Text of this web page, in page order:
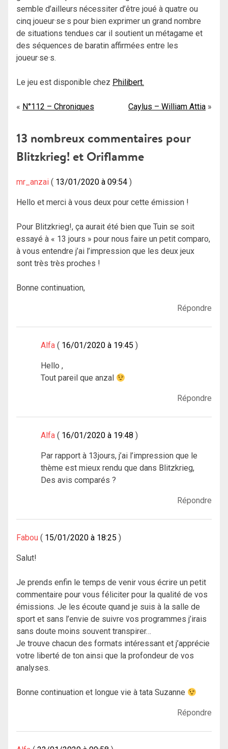
semble d’ailleurs nécessiter d’être joué à quatre ou
cinq joueur·se·s pour bien exprimer un grand nombre
de situations tendues car il soutient un métagame et
des séquences de baratin affirmées entre les
joueur·se·s.
Le jeu est disponible chez Philibert.
Navigation
l’article
N°112 – Chroniques Caylus – William Attia
13 nombreux commentaires pour
Blitzkrieg! et Oriflamme
mr_anzai 13/01/2020 à 09:54
Hello et merci à vous deux pour cette émission !
Pour Blitzkrieg!, ça aurait été bien que Tuin se soit
essayé à « 13 jours » pour nous faire un petit comparo,
à vous entendre j’ai l’impression que les deux jeux
sont très très proches !
Bonne continuation,
Répondre
Alfa 16/01/2020 à 19:45
Hello ,
Tout pareil que anzal
Répondre
Alfa 16/01/2020 à 19:48
Par rapport à 13jours, j’ai l’impression que le
thème est mieux rendu que dans Blitzkrieg,
Des avis comparés ?
Répondre
Fabou 15/01/2020 à 18:25
Salut!
Je prends enfin le temps de venir vous écrire un petit
commentaire pour vous féliciter pour la qualité de vos
émissions. Je les écoute quand je suis à la salle de
sport et sans l’envie de suivre vos programmes j’irais
sans doute moins souvent transpirer…
Je trouve chacun des formats intéressant et j’apprécie
votre liberté de ton ainsi que la profondeur de vos
analyses.
Bonne continuation et longue vie à tata Suzanne
Répondre